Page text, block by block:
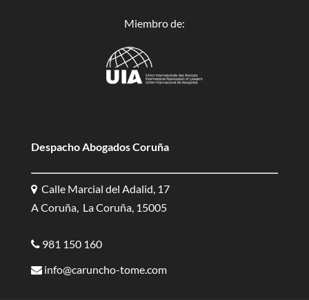
Miembro de:
Despacho Abogados Coruña
Calle Marcial del Adalid, 17
A Coruña, La Coruña, 15005
981 150 160
info@caruncho-tome.com